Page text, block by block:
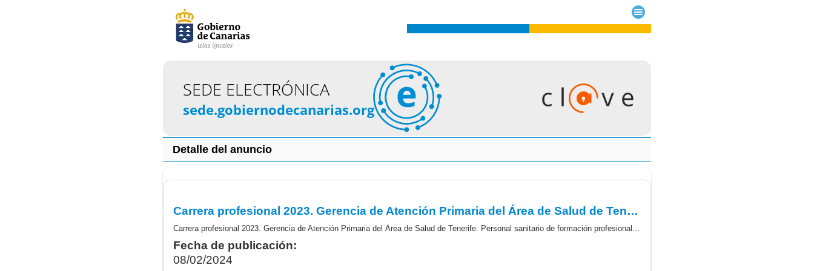
SEDE ELECTRÓNICA
sede.gobiernodecanarias.org
Detalle del anuncio
Carrera profesional 2023. Gerencia de Atención Primaria del Área de Salud de Tenerife. Personal sanitario de formación profesional. Resolución definitiva.
Carrera profesional 2023. Gerencia de Atención Primaria del Área de Salud de Tenerife. Personal sanitario de formación profesional. Resolución definitiva.
Fecha de publicación:
08/02/2024